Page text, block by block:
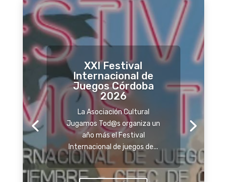
XXI Festival
Internacional de
Juegos Córdoba
2026
La Asociación Cultural
Jugamos Tod@s organiza un
año más el Festival
Internacional de juegos de...